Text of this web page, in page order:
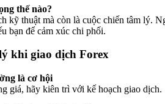
thế nào?
kỹ thuật mà còn là cuộc chiến tâm lý.
bạn để cảm xúc chi phối.
khi giao dịch Forex
là cơ hội
giá, hãy kiên trì với kế hoạch giao dịch.